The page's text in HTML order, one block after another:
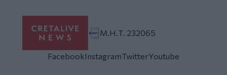
Μ.Η.Τ. 232065
FacebookInstagramTwitterYoutube